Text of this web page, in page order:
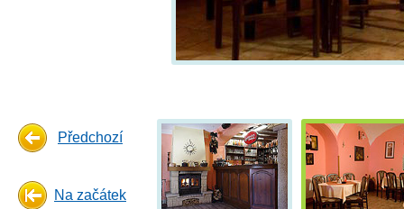
Předchozí
Na začátek